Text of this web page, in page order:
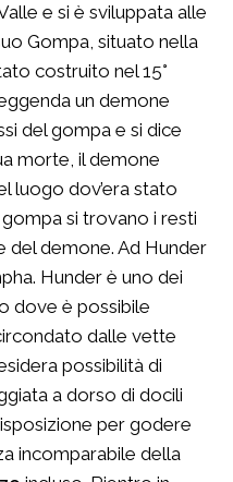
e si è sviluppata alle
Gompa, situato nella
costruito nel 15°
un demone
del gompa e si dice
morte, il demone
luogo dov’era stato
si trovano i resti
del demone. Ad Hunder
Hunder è uno dei
dove è possibile
dalle vette
possibilità di
a dorso di docili
per godere
incomparabile della